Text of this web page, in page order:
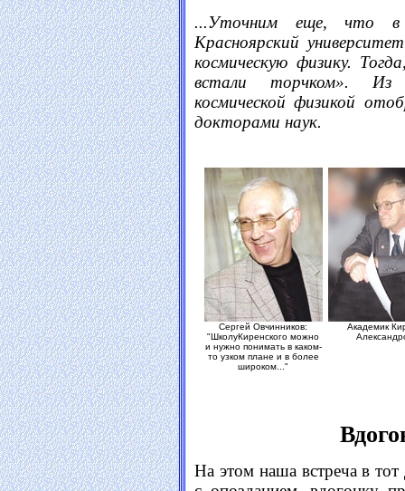
...Уточним еще, что в
Красноярский
космическую физику.
встали торчком». Из
космической физикой
докторами наук.
Сергей Овчинников:
"ШколуКиренского можно
и нужно понимать в каком-
то узком плане и в более
широком..."
Академик
На этом наша встреча в